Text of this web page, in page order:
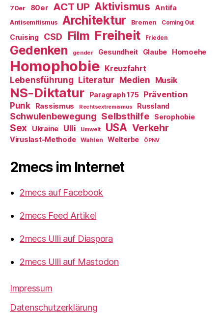
70er 80er ACT UP Aktivismus Antifa
Antisemitismus Architektur Bremen Coming Out
Cruising CSD Film Freiheit Frieden
Gedenken gender Gesundheit Glaube Homoehe
Homophobie Kreuzfahrt
Lebensführung Literatur Medien Musik
NS-Diktatur Paragraph 175
Prävention
Punk
Rassismus Rechtsextremismus Russland
Schwulenbewegung Selbsthilfe Serophobie
Sex Ukraine Ulli Umwelt USA Verkehr
Viruslast-Methode Wahlen Welterbe ÖPNV
2mecs im Internet
2mecs auf Facebook
2mecs Feed Artikel
2mecs Ulli auf Diaspora
2mecs Ulli auf Mastodon
Impressum
Datenschutzerklärung